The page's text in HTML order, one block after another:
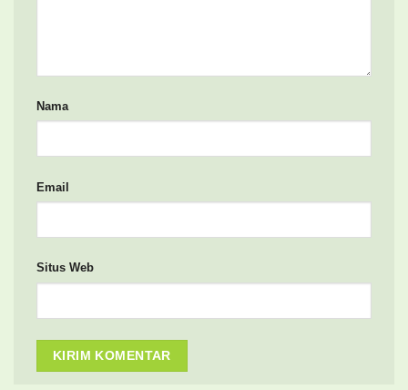
Nama
Email
Situs Web